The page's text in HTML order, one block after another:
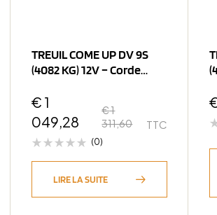
TREUIL COME UP DV 9S
(4082 KG) 12V – Corde
€1
311,60
€ 1
049,28
TTC
(0)
LIRE LA SUITE